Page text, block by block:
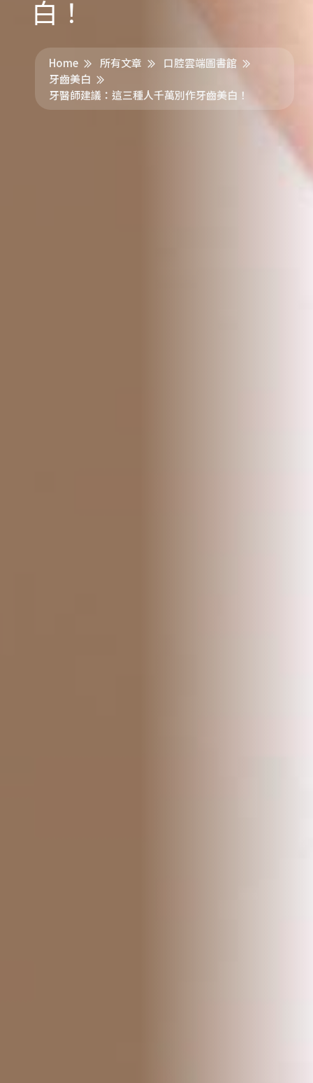
白！
Home 所有文章
口腔雲端圖書館
牙齒美白
牙醫師建議：這三種人千萬別作牙齒美白！